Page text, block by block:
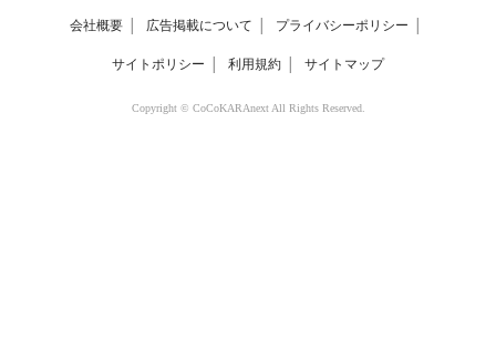
会社概要 広告掲載について プライバシーポリシー
サイトポリシー 利用規約 サイトマップ
Copyright © CoCoKARAnext All Rights Reserved.